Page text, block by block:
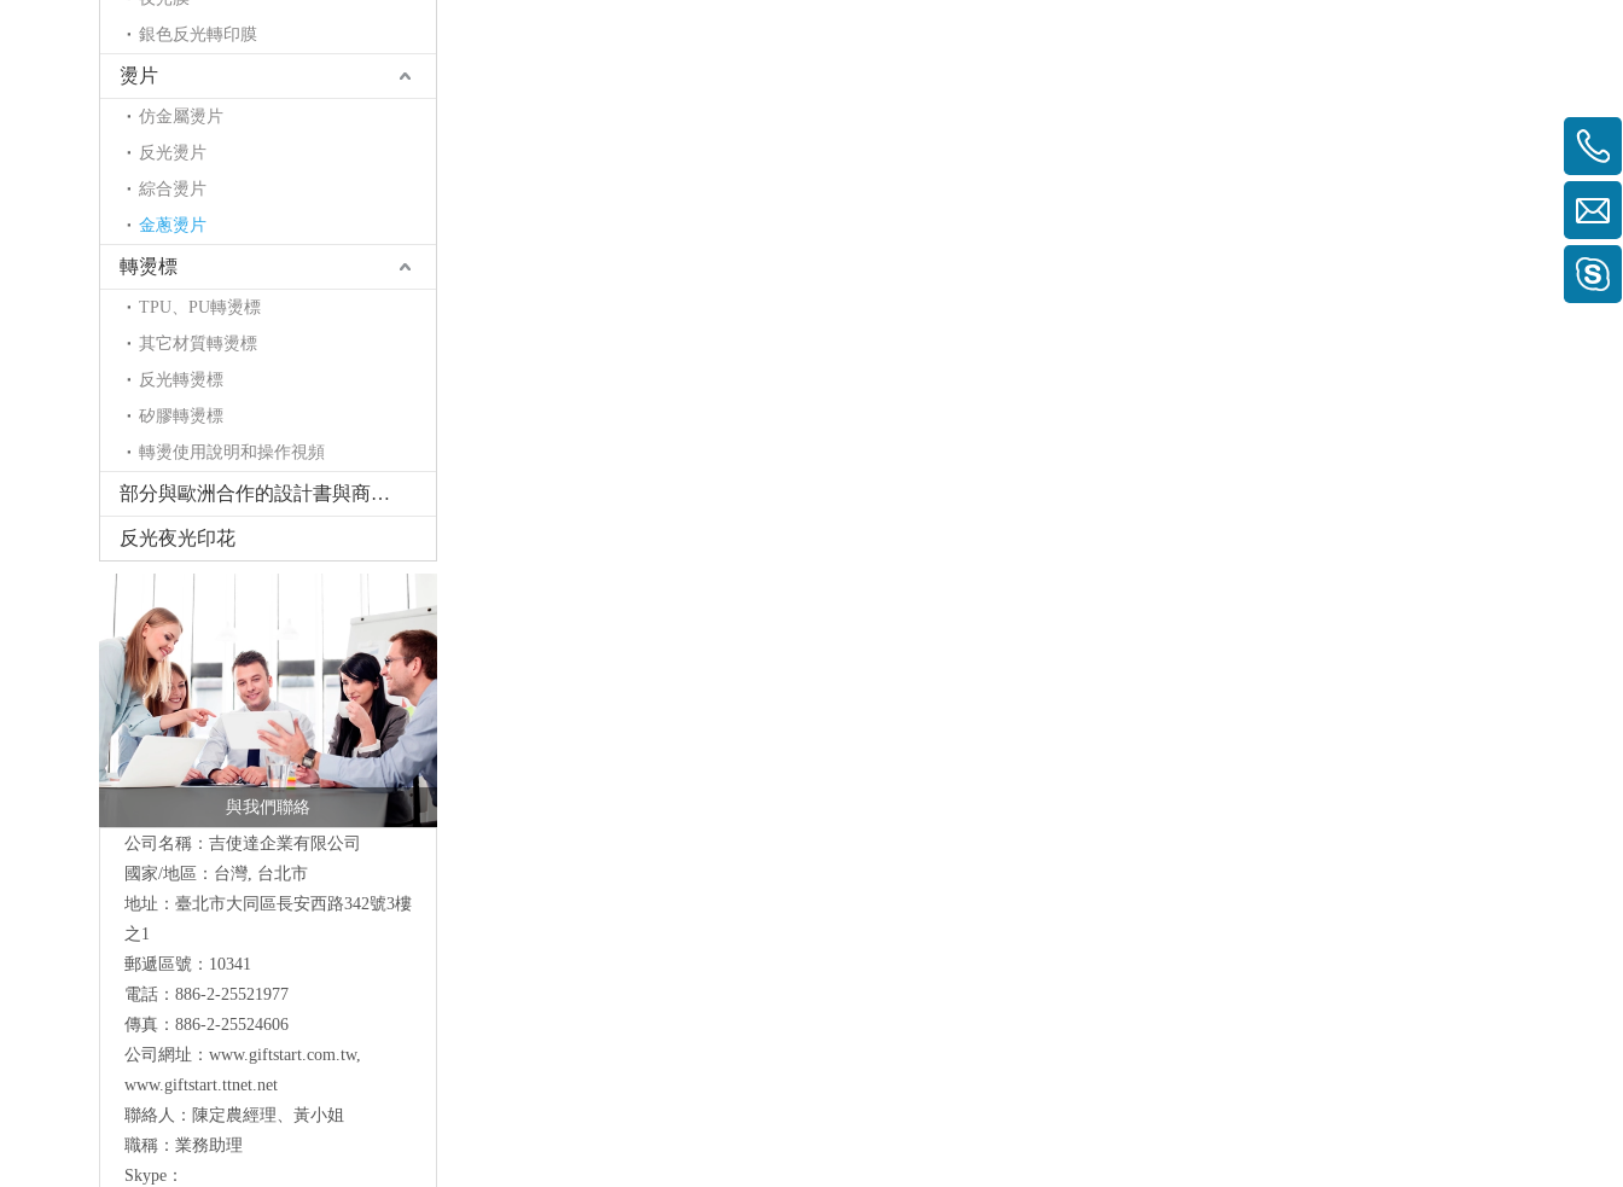
銀色反光轉印膜
燙片
仿金屬燙片
反光燙片
綜合燙片
金蔥燙片
轉燙標
TPU、PU轉燙標
其它材質轉燙標
反光轉燙標
矽膠轉燙標
轉燙使用說明和操作視頻
部分與歐洲合作的設計書與商標書
反光夜光印花
與我們聯絡
公司名稱：吉使達企業有限公司
國家/地區：台灣, 台北市
地址：臺北市大同區長安西路342號3樓
之1
郵遞區號：10341
電話：886-2-25521977
傳真：886-2-25524606
公司網址： www.giftstart.com.tw,
www.giftstart.ttnet.net
聯絡人：陳定農經理、黃小姐
職稱：業務助理
Skype：